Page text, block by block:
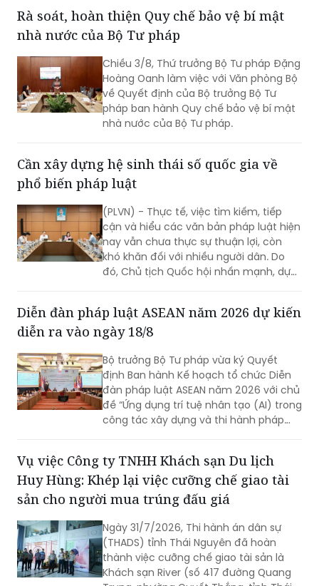
Việt Nam giai đoạn II” (EU JULE II), góp
phần nâng cao năng lực của các cơ
quan, tổ chức trong việc thực hiện các
quyền con người.
Rà soát, hoàn thiện Quy chế bảo vệ bí mật
nhà nước của Bộ Tư pháp
Chiều 3/8, Thứ trưởng Bộ Tư pháp Đặng
Hoàng Oanh làm việc với Văn phòng Bộ
về Quyết định của Bộ trưởng Bộ Tư
pháp ban hành Quy chế bảo vệ bí mật
nhà nước của Bộ Tư pháp.
Cần xây dựng hệ sinh thái số quốc gia về
phổ biến pháp luật
(PLVN) - Thực tế, việc tìm kiếm, tiếp
cận và hiểu các văn bản pháp luật hiện
nay vẫn chưa thực sự thuận lợi, còn
khó khăn đối với nhiều người dân. Do
đó, Chủ tịch Quốc hội nhấn mạnh, dự
việc xây dựng hệ sinh thái số quốc gia
về phổ biến, giáo dục pháp luật.
Diễn đàn pháp luật ASEAN năm 2026 dự kiến
diễn ra vào ngày 18/8
Bộ trưởng Bộ Tư pháp vừa ký Quyết
định Ban hành Kế hoạch tổ chức Diễn
đàn pháp luật ASEAN năm 2026 với chủ
đề “Ứng dụng trí tuệ nhân tạo (AI) trong
công tác xây dựng và thi hành pháp
Vụ việc Công ty TNHH Khách sạn Du lịch
Huy Hùng: Khép lại việc cưỡng chế giao tài
sản cho người mua trúng đấu giá
Ngày 31/7/2026, Thi hành án dân sự
(THADS) tỉnh Thái Nguyên đã hoàn
thành việc cưỡng chế giao tài sản là
Khách sạn River (số 417 đường Quang